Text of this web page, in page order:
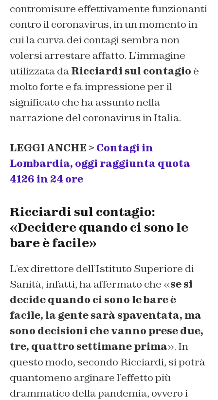
contromisure effettivamente funzionanti
contro il coronavirus, in un momento in
cui la curva dei contagi sembra non
volersi arrestare affatto. L’immagine
utilizzata daRicciardi sul contagio è
molto forte e fa impressione per il
significato che ha assunto nella
narrazione del coronavirus in Italia.
LEGGI ANCHE > Contagi in
Lombardia, oggi raggiunta quota
4126 in 24 ore
Ricciardi sul contagio:
«Decidere quando ci sono le
bare è facile»
L’ex direttore dell’Istituto Superiore di
Sanità, infatti, ha affermato che «se si
decide quando ci sono le bare è
facile, la gente sarà spaventata, ma
sono decisioni che vanno prese due,
tre, quattro settimane prima». In
questo modo, secondo Ricciardi, si potrà
quantomeno arginare l’effetto più
drammatico della pandemia, ovvero i